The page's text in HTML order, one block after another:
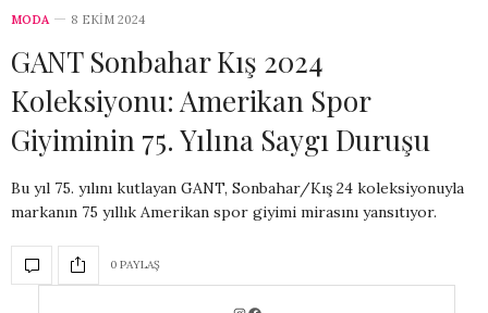
MODA 8 EKIM 2024
GANT Sonbahar Kış 2024
Koleksiyonu: Amerikan Spor
Giyiminin 75. Yılına Saygı Duruşu
Bu yıl 75. yılını kutlayan GANT, Sonbahar/Kış 24 koleksiyonuyla
markanın 75 yıllık Amerikan spor giyimi mirasını yansıtıyor.
0 PAYLAŞ